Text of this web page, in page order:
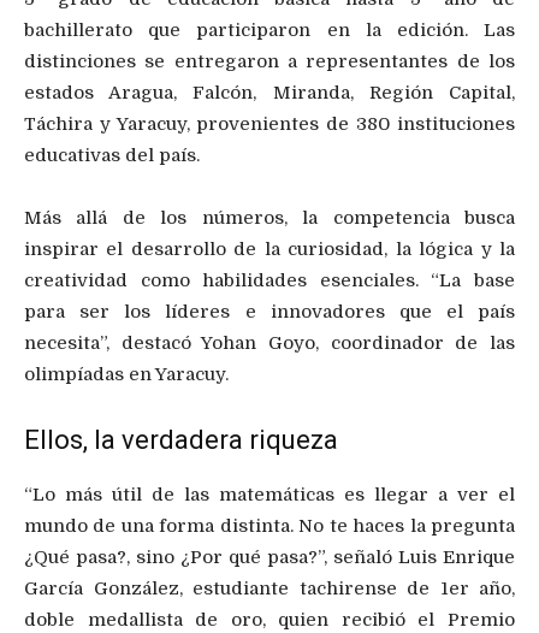
bachillerato que participaron en la edición. Las
distinciones se entregaron a representantes de los
estados Aragua, Falcón, Miranda, Región Capital,
Táchira y Yaracuy, provenientes de 380 instituciones
educativas del país.
Más allá de los números, la competencia busca
inspirar el desarrollo de la curiosidad, la lógica y la
creatividad como habilidades esenciales. “La base
para ser los líderes e innovadores que el país
necesita”, destacó Yohan Goyo, coordinador de las
olimpíadas en Yaracuy.
Ellos, la verdadera riqueza
“Lo más útil de las matemáticas es llegar a ver el
mundo de una forma distinta. No te haces la pregunta
¿Qué pasa?, sino ¿Por qué pasa?”, señaló Luis Enrique
García González, estudiante tachirense de 1er año,
doble medallista de oro, quien recibió el Premio